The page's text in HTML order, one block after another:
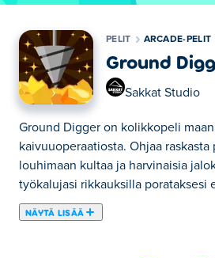
PELIT ARCADE-PELIT
Ground
Sakkat Studio
Ground Digger on kolikkopeli
kaivuuoperaatiosta. Ohjaa raskasta
louhimaan kultaa ja harvinaisia
työkalujasi rikkauksilla porataksesi
NÄYTÄ LISÄÄ